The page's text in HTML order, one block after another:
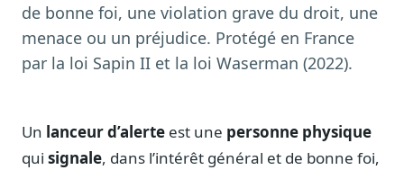
Veille des matinales radio
9 interviews politiques, analysées avant 10 h
Exports & livrables
Notes, briefings, tableaux de bord
de bonne foi, une violation grave du droit, une
menace ou un préjudice. Protégé en France
par la loi Sapin II et la loi Waserman (2022).
Un lanceur d’alerte est une personne physique
qui signale, dans l’intérêt général et de bonne foi,